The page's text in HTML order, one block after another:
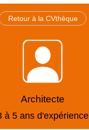
Retour à la CVthèque
Architecte
à 5 ans d'expérience